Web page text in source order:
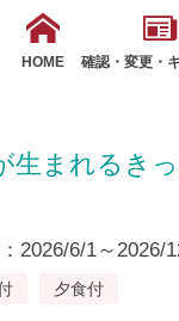
HOME 確認・変更・
生まれるき
2026/6/1～2026/
夕食付